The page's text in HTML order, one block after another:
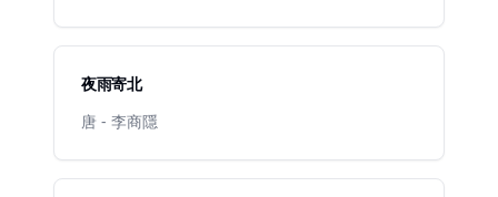
夜雨寄北
唐 - 李商隱